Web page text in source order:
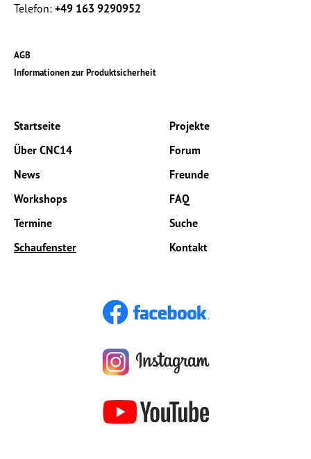
Telefon: +49 163 9290952
AGB
Informationen zur Produktsicherheit
Startseite
Über CNC14
News
Workshops
Termine
Schaufenster
Projekte
Forum
Freunde
FAQ
Suche
Kontakt